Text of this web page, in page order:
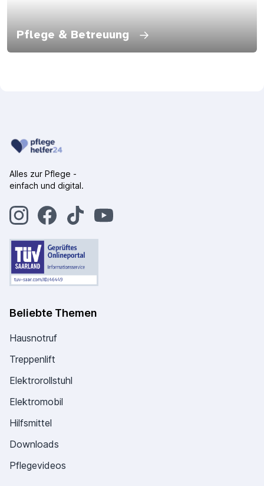
Pflege & Betreuung →
Alles zur Pflege -
einfach und digital.
Beliebte Themen
Hausnotruf
Treppenlift
Elektrorollstuhl
Elektromobil
Hilfsmittel
Downloads
Pflegevideos